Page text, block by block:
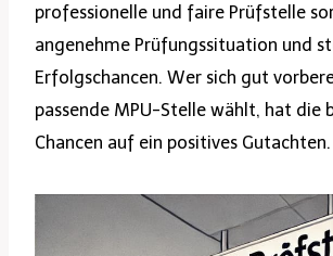
professionelle und faire Prüfstelle
angenehme Prüfungssituation und
Erfolgschancen. Wer sich gut
passende MPU-Stelle wählt, hat die
Chancen auf ein positives Gutachten.